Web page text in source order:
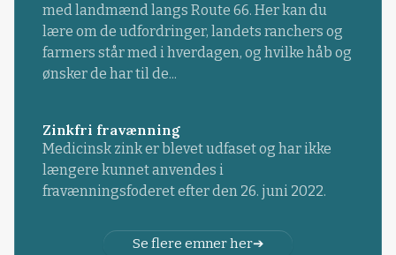
med landmænd langs Route 66. Her kan du
lære om de udfordringer, landets ranchers og
farmers står med i hverdagen, og hvilke håb og
ønsker de har til de...
Zinkfri fravænning
Medicinsk zink er blevet udfaset og har ikke
længere kunnet anvendes i
fravænningsfoderet efter den 26. juni 2022.
Se flere emner her